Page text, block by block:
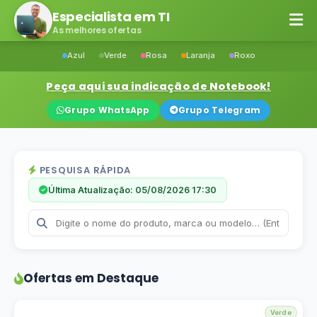
Especialista em TI
As melhores ofertas
Azul Verde Rosa Laranja Roxo
Peça aqui sua indicação de Notebook!
Grupo WhatsApp Grupo Telegram
PESQUISA RÁPIDA
Última Atualização: 05/08/2026 17:30
Ofertas em Destaque
Verde